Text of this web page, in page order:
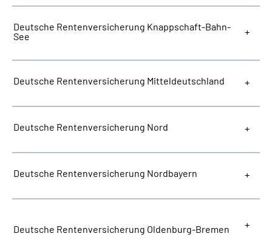
Deutsche Rentenversicherung Knappschaft-Bahn-
See
Deutsche Rentenversicherung Mitteldeutschland
Deutsche Rentenversicherung Nord
Deutsche Rentenversicherung Nordbayern
Deutsche Rentenversicherung Oldenburg-Bremen